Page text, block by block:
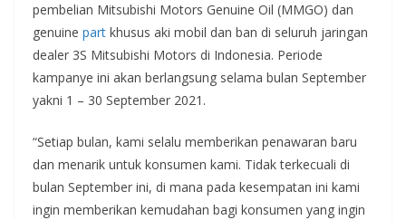
pembelian Mitsubishi Motors Genuine Oil (MMGO) dan
genuine part khusus aki mobil dan ban di seluruh jaringan
dealer 3S Mitsubishi Motors di Indonesia. Periode
kampanye ini akan berlangsung selama bulan September
yakni 1 – 30 September 2021.
“Setiap bulan, kami selalu memberikan penawaran baru
dan menarik untuk konsumen kami. Tidak terkecuali di
bulan September ini, di mana pada kesempatan ini kami
ingin memberikan kemudahan bagi konsumen yang ingin